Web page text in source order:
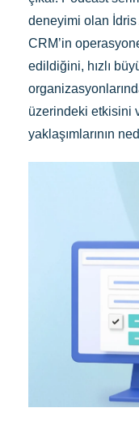
deneyimi olan
CRM’in
edildiğini, hızlı
üzerindeki etkisini
yaklaşımlarının